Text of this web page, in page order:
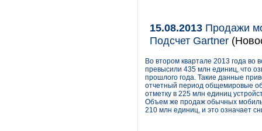
15.08.2013 Продажи
Подсчет Gartner
Во втором квартале 2013 года
превысили 435 млн единиц, что
прошлого года. Такие данные
отчетный период общемировые
отметку в 225 млн единиц
Объем же продаж обычных
210 млн единиц, и это означает